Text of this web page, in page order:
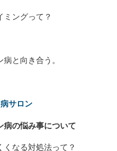
ミングって？
病と向き合う。
サロン
み事について
くなる対処法って？